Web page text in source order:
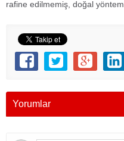
rafine edilmemiş, doğal
Yorumlar